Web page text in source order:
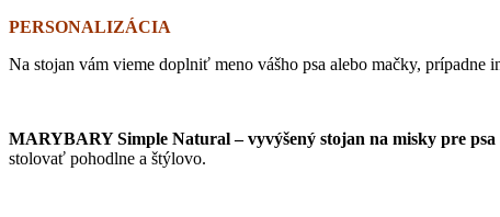
PERSONALIZÁCIA
Na stojan vám vieme doplniť meno vášho psa alebo mačky,
MARYBARY Simple Natural – vyvýšený stojan na misky pre psa
stolovať pohodlne a štýlovo.